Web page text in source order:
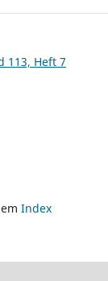
113, Heft 7
Index